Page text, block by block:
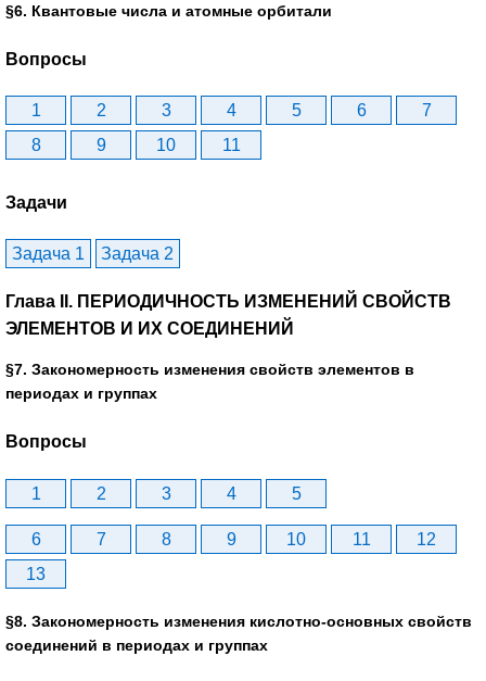
§6. Квантовые числа и атомные орбитали
Вопросы
1 2 3 4 5 6
7
8
9 10 11
Задачи
Задача 1 Задача 2
Глава II. ПЕРИОДИЧНОСТЬ ИЗМЕНЕНИЙ СВОЙСТВ
ЭЛЕМЕНТОВ И ИХ СОЕДИНЕНИЙ
§7. Закономерность изменения свойств элементов в
периодах и группах
Вопросы
1 2 3 4 5
6 7 8 9 10 11
12
13
§8. Закономерность изменения кислотно-основных свойств
соединений в периодах и группах